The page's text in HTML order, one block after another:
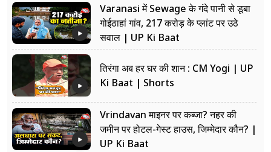
Varanasi में Sewage के गंदे पानी से डूबा
गोईठाहां गांव, 217 करोड़ के प्लांट पर उठे
सवाल | UP Ki Baat
तिरंगा अब हर घर की शान : CM Yogi | UP
Ki Baat | Shorts
Vrindavan माइनर पर कब्जा? नहर की
जमीन पर होटल-गेस्ट हाउस, जिम्मेदार कौन? |
UP Ki Baat